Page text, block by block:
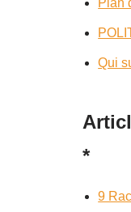
Plan
Qui
*
9